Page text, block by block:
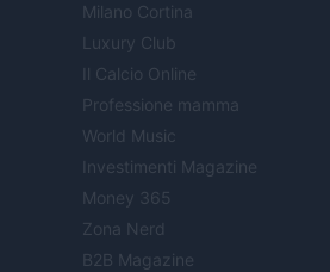
Milano Cortina
Luxury Club
Il Calcio Online
Professione mamma
World Music
Investimenti Magazine
Money 365
Zona Nerd
B2B Magazine